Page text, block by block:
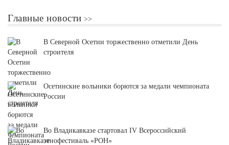
Главные новости
В Северной Осетии торжественно отметили День
строителя
Осетинские вольники борются за медали чемпионата
России
Во Владикавказе стартовал IV Всероссийский
этнофестиваль «РОН»